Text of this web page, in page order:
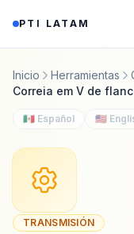
PTI LATAM
Inicio Herramientas
Correia em V de
🇲🇽 Español 🇺🇸
TRANSMISIÓN